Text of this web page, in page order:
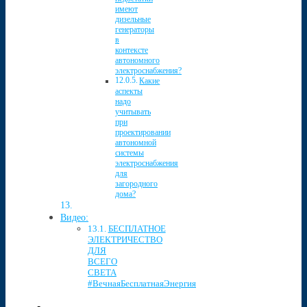
имеют
дизельные
генераторы
в
контексте
автономного
электроснабжения?
Какие
аспекты
надо
учитывать
при
проектировании
автономной
системы
электроснабжения
для
загородного
дома?
Видео:
БЕСПЛАТНОЕ
ЭЛЕКТРИЧЕСТВО
ДЛЯ
ВСЕГО
СВЕТА
#ВечнаяБесплатнаяЭнергия